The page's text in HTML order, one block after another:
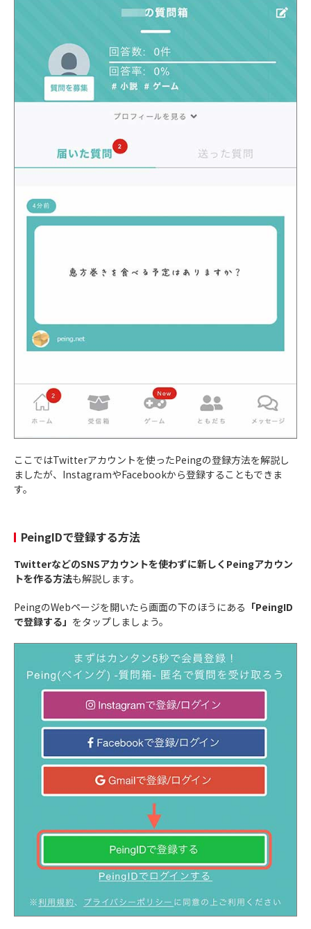
ここではTwitterアカウントを使ったPeingの登録方法を解説し
ましたが、InstagramやFacebookから登録することもできま
す。
PeingIDで登録する方法
TwitterなどのSNSアカウントを使わずに新しくPeingアカウン
トを作る方法も解説します。
PeingのWebページを開いたら画面の下のほうにある 「PeingID
で登録する」 をタップしましょう。